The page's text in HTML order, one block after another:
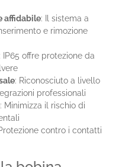
affidabile: Il sistema a
e rimozione
: IP65 offre protezione da
: Riconosciuto a livello
professionali
: Minimizza il rischio di
contro i contatti